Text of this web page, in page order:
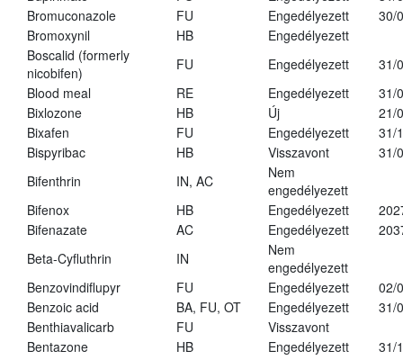
Bromuconazole
FU Engedélyezett
30/
Bromoxynil
HB
Engedélyezett
Boscalid (formerly
nicobifen)
FU Engedélyezett
31/
Blood meal
RE Engedélyezett
31/
Bixlozone
HB Új
21/
Bixafen
FU Engedélyezett
31/
Bispyribac
HB Visszavont
31/
Bifenthrin
IN, AC
Nem
engedélyezett
Bifenox
HB Engedélyezett
Bifenazate
AC Engedélyezett
Beta-Cyfluthrin
IN
Nem
engedélyezett
Benzovindiflupyr
FU Engedélyezett
02/
Benzoic acid
BA, FU, OT Engedélyezett
31/
Benthiavalicarb
FU
Visszavont
Bentazone
HB Engedélyezett
31/